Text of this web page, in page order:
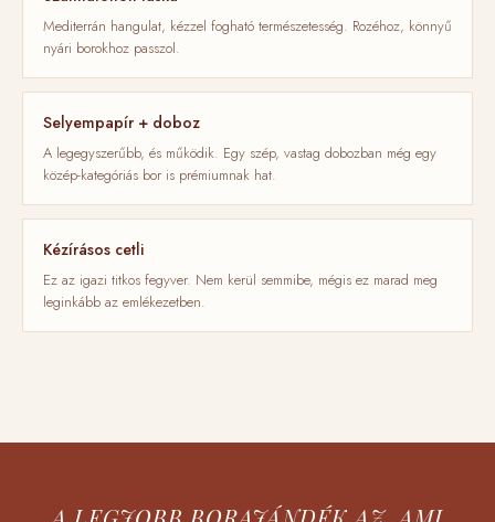
Mediterrán hangulat, kézzel fogható természetesség. Rozéhoz, könnyű
nyári borokhoz passzol.
Selyempapír + doboz
A legegyszerűbb, és működik. Egy szép, vastag dobozban még egy
közép-kategóriás bor is prémiumnak hat.
Kézírásos cetli
Ez az igazi titkos fegyver. Nem kerül semmibe, mégis ez marad meg
leginkább az emlékezetben.